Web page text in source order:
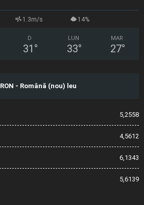
1.3m/s 14%
D
31 °
LUN
33°
MAR
27°
RON - Română (nou) leu
5,2558
4,5612
6,1343
5,6139